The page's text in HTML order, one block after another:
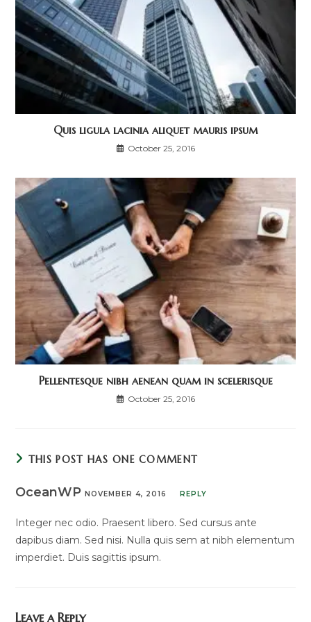
Quis ligula lacinia aliquet mauris ipsum
October 25, 2016
Pellentesque nibh aenean quam in scelerisque
October 25, 2016
THIS POST HAS ONE COMMENT
OceanWPNOVEMBER 4, 2016 REPLY
Integer nec odio. Praesent libero. Sed cursus ante
dapibus diam. Sed nisi. Nulla quis sem at nibh elementum
imperdiet. Duis sagittis ipsum.
Leave a Reply